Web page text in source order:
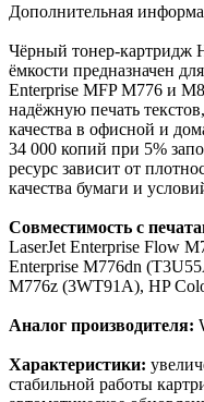
Дополнительная
Чёрный тонер-
ёмкости предназначен
Enterprise MFP M776 и
надёжную печать
качества в офисной и
34 000 копий при 5%
ресурс зависит от
качества бумаги и
Совместимость с
LaserJet Enterprise Flow
Enterprise M776dn
M776z (3WT91A), HP
Аналог производителя:
Характеристики:
стабильной работы